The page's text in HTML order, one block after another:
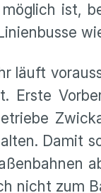
ist,
läuft
Erste
Damit
nicht zum